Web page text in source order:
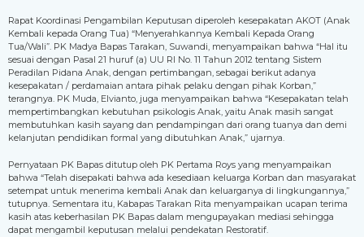
Rapat Koordinasi Pengambilan Keputusan diperoleh kesepakatan AKOT (Anak
Kembali kepada Orang Tua) “Menyerahkannya Kembali Kepada Orang
Tua/Wali”. PK Madya Bapas Tarakan, Suwandi, menyampaikan bahwa “Hal itu
sesuai dengan Pasal 21 huruf (a) UU RI No. 11 Tahun 2012 tentang Sistem
Peradilan Pidana Anak, dengan pertimbangan, sebagai berikut adanya
kesepakatan / perdamaian antara pihak pelaku dengan pihak Korban,”
terangnya. PK Muda, Elvianto, juga menyampaikan bahwa “Kesepakatan telah
mempertimbangkan kebutuhan psikologis Anak, yaitu Anak masih sangat
membutuhkan kasih sayang dan pendampingan dari orang tuanya dan demi
kelanjutan pendidikan formal yang dibutuhkan Anak,” ujarnya.
Pernyataan PK Bapas ditutup oleh PK Pertama Roys yang menyampaikan
bahwa “Telah disepakati bahwa ada kesediaan keluarga Korban dan masyarakat
setempat untuk menerima kembali Anak dan keluarganya di lingkungannya,”
tutupnya. Sementara itu, Kabapas Tarakan Rita menyampaikan ucapan terima
kasih atas keberhasilan PK Bapas dalam mengupayakan mediasi sehingga
dapat mengambil keputusan melalui pendekatan Restoratif.